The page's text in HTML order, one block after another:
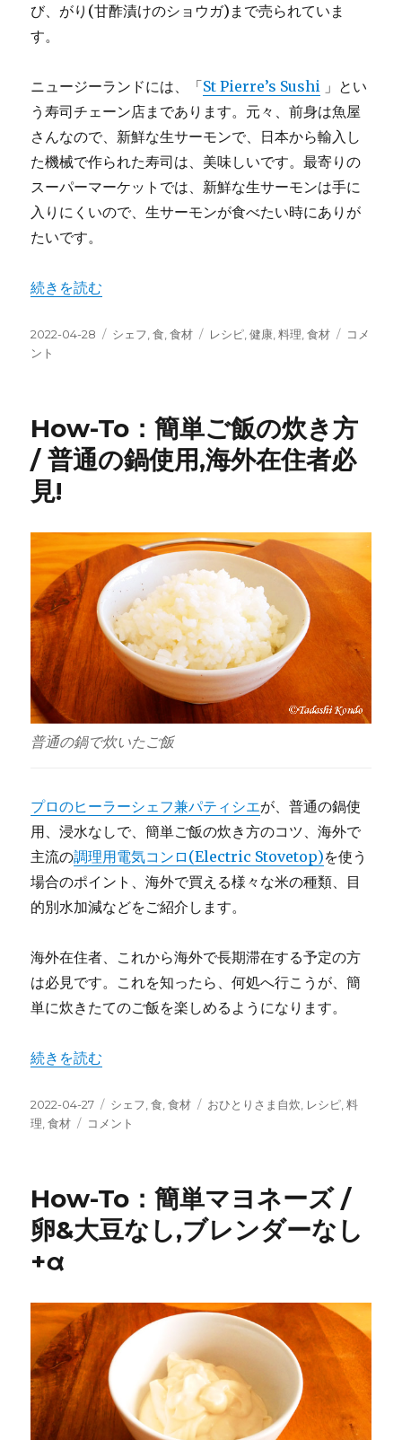
び、がり(甘酢漬けのショウガ)まで売られていま
す。
ニュージーランドには、「St Pierre’s Sushi 」とい
う寿司チェーン店まであります。元々、前身は魚屋
さんなので、新鮮な生サーモンで、日本から輸入し
た機械で作られた寿司は、美味しいです。最寄りの
スーパーマーケットでは、新鮮な生サーモンは手に
入りにくいので、生サーモンが食べたい時にありが
たいです。
“How-To：酢から寿司飯/ Sushi Rice /” の
続きを読む
投
稿
2022-04-28
カ
シェフ ,食 ,食材
タ
レシピ ,健康 ,料理 ,食材
How-
寿
司
飯/
コメ
ント
How-To：簡単ご飯の炊き方
/ 普通の鍋使用,海外在住者必
見!
普通の鍋で炊いたご飯
プロのヒーラーシェフ兼パティシエが、普通の鍋使
用、浸水なしで、簡単ご飯の炊き方のコツ、海外で
主流の調理用電気コンロ(Electric Stovetop)を使う
場合のポイント、海外で買える様々な米の種類、目
的別水加減などをご紹介します。
海外在住者、これから海外で長期滞在する予定の方
は必見です。これを知ったら、何処へ行こうが、簡
単に炊きたてのご飯を楽しめるようになります。
“How-To：簡単ご飯の炊き方 / 普通の鍋使用,海外在住者
続きを読む
投
稿
2022-04-27
カ
テ
シェフ,食,食材
タ
おひとりさま自炊, レシピ,料
理,食材
How-
ご
飯
の
/
普
通
の
鍋
使
用,
コメント
How-To：簡単マヨネーズ /
卵&大豆なし,ブレンダーなし
+α